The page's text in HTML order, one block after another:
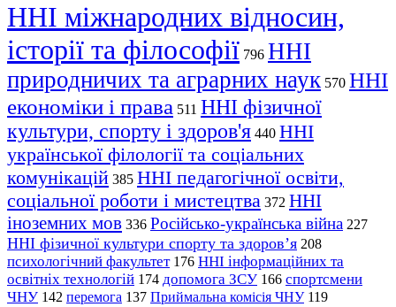
ННІ міжнародних відносин,
історії та філософії 796 ННІ
природничих та аграрних наук 570 ННІ
економіки і права 511 ННІ фізичної
культури, спорту і здоров'я 440 ННІ
української філології та соціальних
комунікацій 385 ННІ педагогічної освіти,
соціальної роботи і мистецтва 372 ННІ
іноземних мов 336 Російсько-українська війна 227
ННІ фізичної культури спорту та здоров’я 208
психологічний факультет 176 ННІ інформаційних та
освітніх технологій 174 допомога ЗСУ 166 спортсмени
ЧНУ 142 перемога 137 Приймальна комісія ЧНУ 119